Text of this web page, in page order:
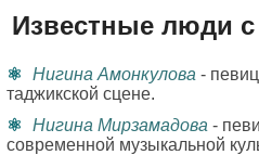
Известные люди
Нигина Амонкулова -
таджикской сцене.
Нигина Мирзамадова -
современной музыкальной